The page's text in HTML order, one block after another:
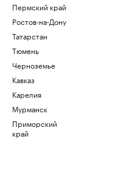
Пермский край
Ростов-на-Дону
Татарстан
Тюмень
Черноземье
Кавказ
Карелия
Мурманск
Приморский
край